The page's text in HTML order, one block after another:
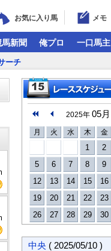
お気に入り馬 メモ
新聞 俺プロ 一口馬主
ーチ
2025年 05月
月 火 水 木 金
1 2
5
6 7 8 9
12
13 14 15 16
19
20 21 22 23
26
27 28 29 30
中央 ( 2025/05/10 )